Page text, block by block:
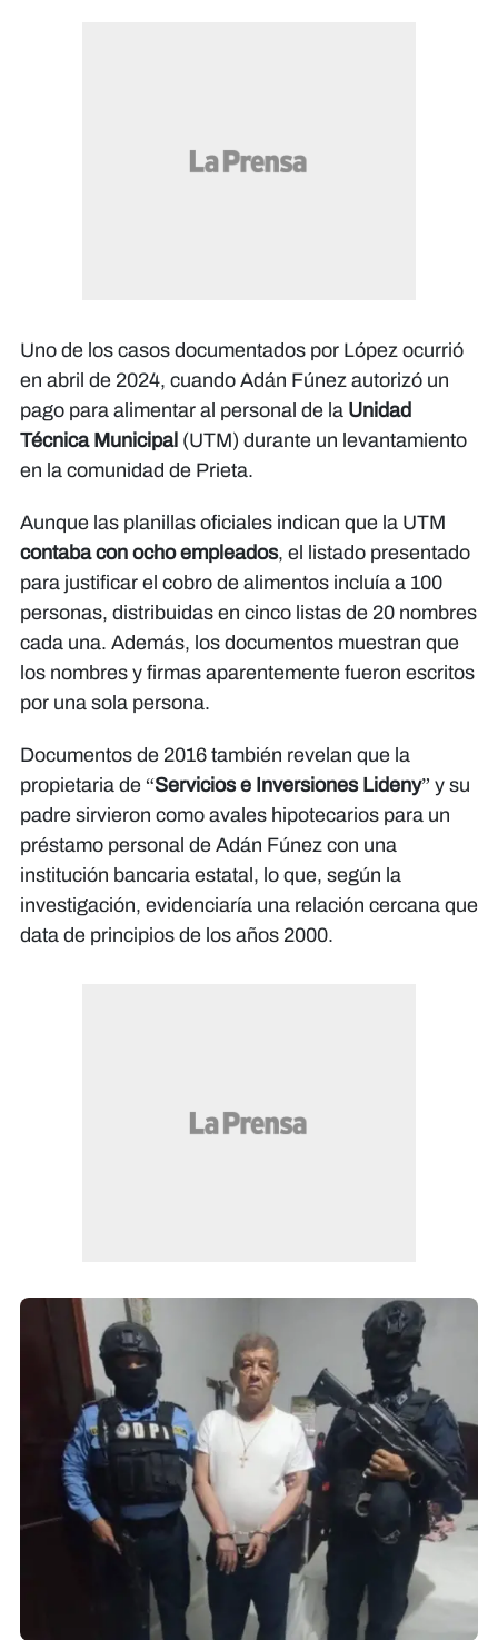
Uno de los casos documentados por López ocurrió
en abril de 2024, cuando Adán Fúnez autorizó un
pago para alimentar al personal de la Unidad
Técnica Municipal (UTM) durante un levantamiento
en la comunidad de Prieta.
Aunque las planillas oficiales indican que la UTM
contaba con ocho empleados, el listado presentado
para justificar el cobro de alimentos incluía a 100
personas, distribuidas en cinco listas de 20 nombres
cada una. Además, los documentos muestran que
los nombres y firmas aparentemente fueron escritos
por una sola persona.
Documentos de 2016 también revelan que la
propietaria de “Servicios e Inversiones Lideny” y su
padre sirvieron como avales hipotecarios para un
préstamo personal de Adán Fúnez con una
institución bancaria estatal, lo que, según la
investigación, evidenciaría una relación cercana que
data de principios de los años 2000.